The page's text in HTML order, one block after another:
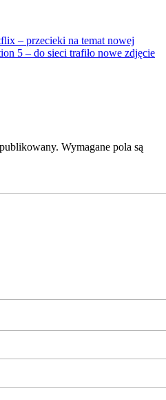
– przecieki na temat nowej
5 – do sieci trafiło nowe zdjęcie
Wymagane pola są